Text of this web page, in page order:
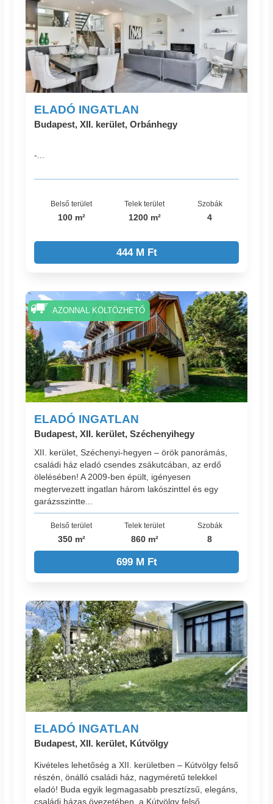
ELADÓ INGATLAN
Budapest, XII. kerület, Orbánhegy
-...
Belső terület
100 m²
Telek terület
1200 m²
Szobák
4
444 M Ft
ELADÓ INGATLAN
Budapest, XII. kerület, Széchenyihegy
XII. kerület, Széchenyi-hegyen – örök panorámás,
családi ház eladó csendes zsákutcában, az erdő
ölelésében! A 2009-ben épült, igényesen
megtervezett ingatlan három lakószinttel és egy
garázsszintte...
Belső terület
350 m²
Telek terület
860 m²
Szobák
8
699 M Ft
AZONNAL KÖLTÖZHETŐ
ELADÓ INGATLAN
Budapest, XII. kerület, Kútvölgy
Kivételes lehetőség a XII. kerületben – Kútvölgy felső
részén, önálló családi ház, nagyméretű telekkel
eladó! Buda egyik legmagasabb presztízsű, elegáns,
családi házas övezetében, a Kútvölgy felső ...